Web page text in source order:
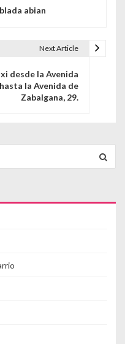
abian
Next Article
desde la Avenida
la Avenida de
Zabalgana, 29.